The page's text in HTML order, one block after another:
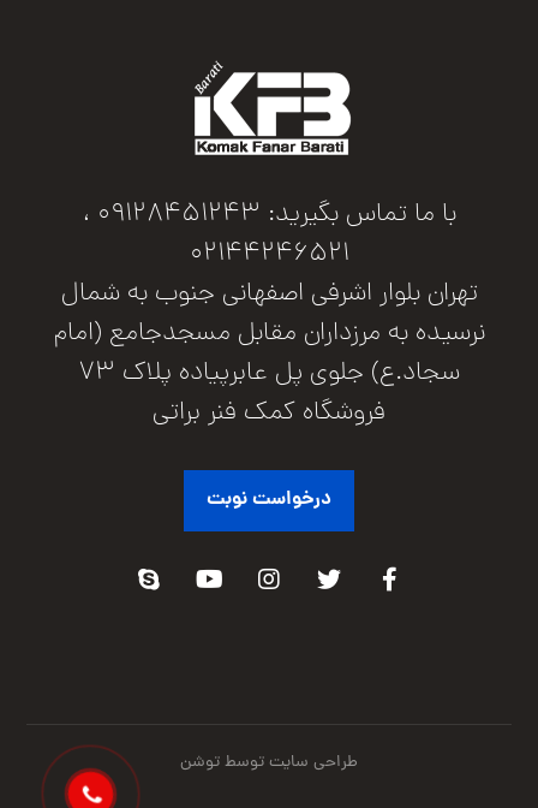
با ما تماس بگیرید: 09128451243 ،
02144246521
تهران بلوار اشرفی اصفهانی جنوب به شمال
نرسیده به مرزداران مقابل مسجدجامع (امام
سجاد.ع) جلوی پل عابرپیاده پلاک 73
فروشگاه کمک فنر براتی
درخواست نوبت
طراحی سایت توسط توشن